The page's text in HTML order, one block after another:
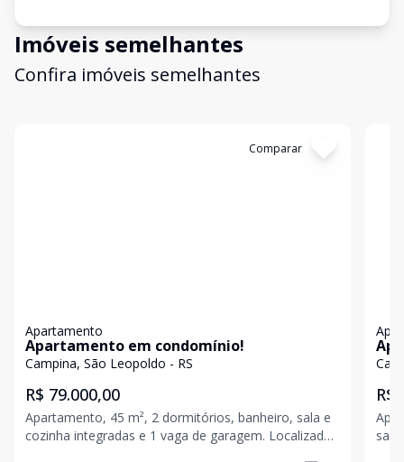
Imóveis semelhantes
Confira imóveis semelhantes
Comparar
Apartamento
Apartamento em condomínio!
Campina, São Leopoldo - RS
R$ 79.000,00
Apartamento, 45 m², 2 dormitórios, banheiro, sala e
cozinha integradas e 1 vaga de garagem. Localizada
R$